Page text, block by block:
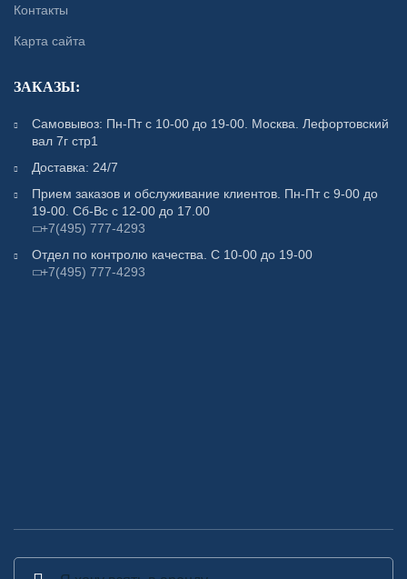
Контакты
Карта сайта
ЗАКАЗЫ:
Самовывоз: Пн-Пт с 10-00 до 19-00. Москва. Лефортовский
вал 7г стр1
Доставка: 24/7
Прием заказов и обслуживание клиентов. Пн-Пт с 9-00 до
19-00. Сб-Вс с 12-00 до 17.00
+7(495) 777-4293
Отдел по контролю качества. С 10-00 до 19-00
+7(495) 777-4293